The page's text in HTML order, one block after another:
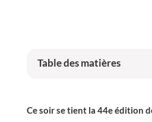
Table des matières
Ce soir se tient la 44e édition